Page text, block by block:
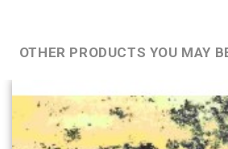
OTHER PRODUCTS YOU MAY